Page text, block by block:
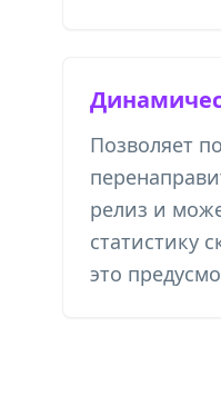
Позволяет
релиз и
статистику
это